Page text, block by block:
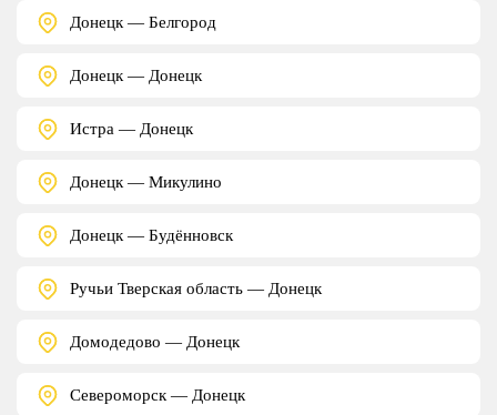
Донецк — Белгород
Донецк — Донецк
Истра — Донецк
Донецк — Микулино
Донецк — Будённовск
Ручьи Тверская область — Донецк
Домодедово — Донецк
Североморск — Донецк